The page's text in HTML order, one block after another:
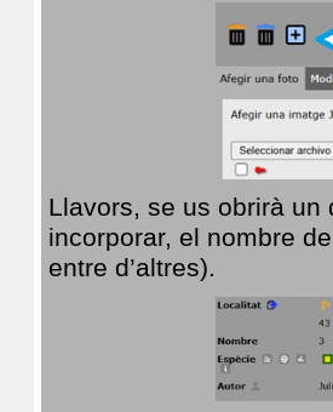
Llavors, se us obrirà
incorporar, el nombre
entre d’altres).